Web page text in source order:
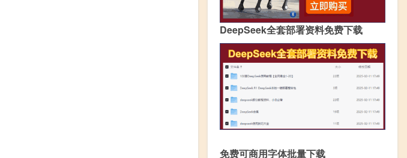
DeepSeek全套部署资料免费下载
免费可商用字体批量下载